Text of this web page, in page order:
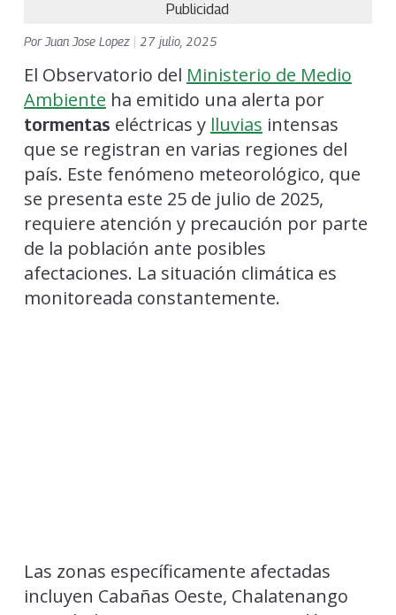
Publicidad
Por Juan Jose Lopez 27 julio, 2025
El Observatorio del Ministerio de Medio
Ambiente ha emitido una alerta por
tormentas eléctricas y lluvias intensas
que se registran en varias regiones del
país. Este fenómeno meteorológico, que
se presenta este 25 de julio de 2025,
requiere atención y precaución por parte
de la población ante posibles
afectaciones. La situación climática es
monitoreada constantemente.
Las zonas específicamente afectadas
incluyen Cabañas Oeste, Chalatenango